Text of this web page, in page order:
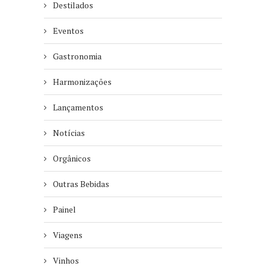
Destilados
Eventos
Gastronomia
Harmonizações
Lançamentos
Notícias
Orgânicos
Outras Bebidas
Painel
Viagens
Vinhos